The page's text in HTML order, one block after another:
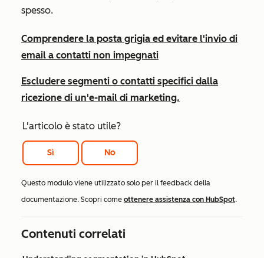
spesso.
Comprendere la posta grigia ed evitare l'invio di
email a contatti non impegnati
Escludere segmenti o contatti specifici dalla
ricezione di un'e-mail di marketing.
L'articolo è stato utile?
Sì No
Questo modulo viene utilizzato solo per il feedback della
documentazione. Scopri come ottenere assistenza con HubSpot.
Contenuti correlati